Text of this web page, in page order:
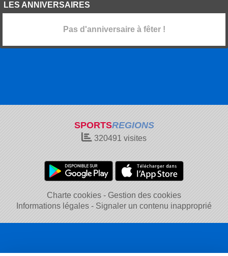
LES ANNIVERSAIRES
Pas d'anniversaire à fêter !
SPORTSREGIONS
320491 visites
Charte cookies
Gestion des cookies
Informations légales
Signaler un contenu inapproprié